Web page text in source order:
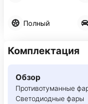
Полный
Комплектация
Обзор
Противотуманные
Светодиодные фары